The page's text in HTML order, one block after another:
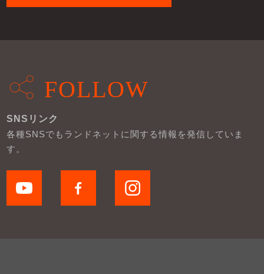
FOLLOW
SNSリンク
各種SNSでもランドネットに関する情報を発信していま
す。